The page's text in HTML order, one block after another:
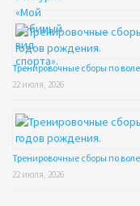
Тренировочные сборы по
22 июля, 2026
Тренировочные сборы по
22 июля, 2026